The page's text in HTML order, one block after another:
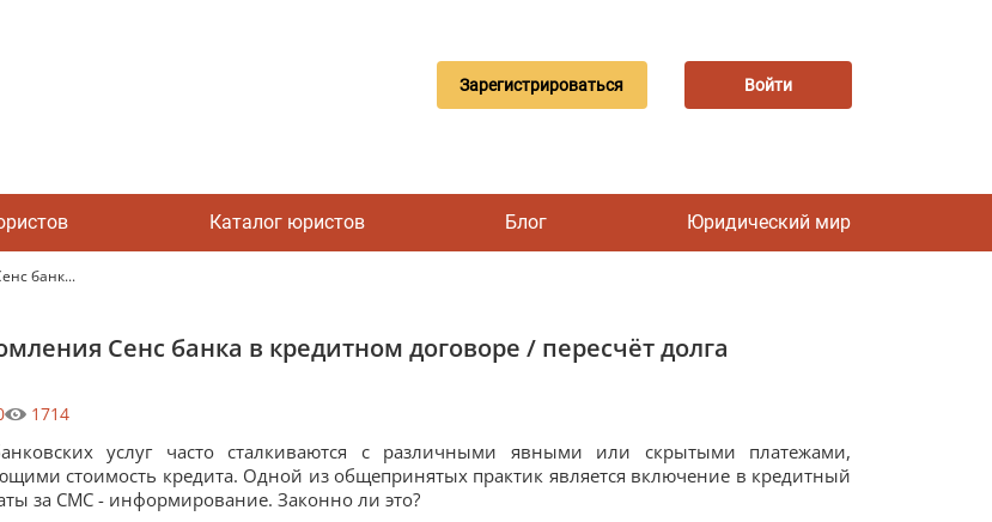
Зарегистрироваться Войти
Каталог юристов Блог Юридический мир
банк...
Сенс банка в кредитном договоре / пересчёт долга
1714
услуг часто сталкиваются с различными явными или скрытыми платежами,
стоимость кредита. Одной из общепринятых практик является включение в кредитный
за СМС - информирование. Законно ли это?